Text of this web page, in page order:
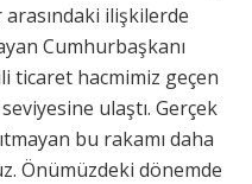
arasındaki ilişkilerde
Cumhurbaşkanı
ticaret hacmimiz geçen
ulaştı. Gerçek
bu rakamı daha
Önümüzdeki dönemde